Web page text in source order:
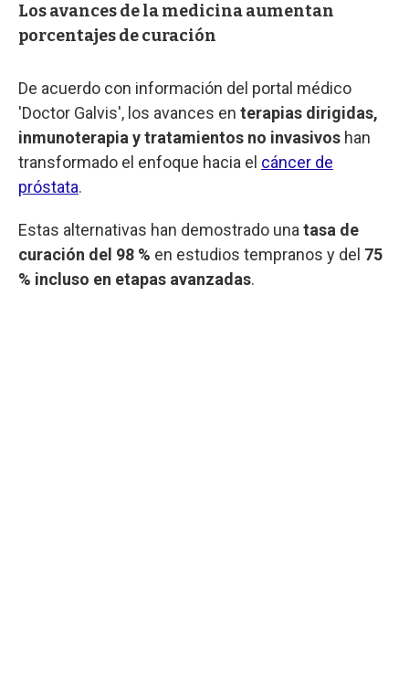
Los avances de la medicina aumentan
porcentajes de curación
De acuerdo con información del portal médico
'Doctor Galvis', los avances en terapias dirigidas,
inmunoterapia y tratamientos no invasivos han
transformado el enfoque hacia el cáncer de
próstata.
Estas alternativas han demostrado una tasa de
curación del 98 % en estudios tempranos y del 75
% incluso en etapas avanzadas.